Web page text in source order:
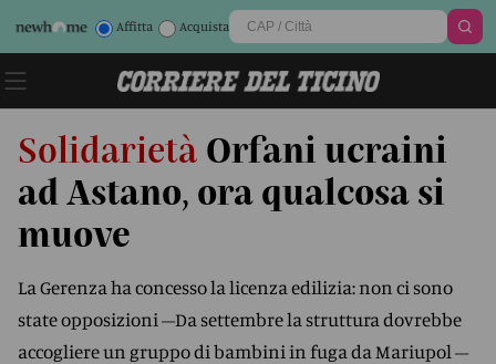
Affitta Acquista
Solidarietà Orfani ucraini
ad Astano, ora qualcosa si
muove
La Gerenza ha concesso la licenza edilizia: non ci sono
state opposizioni –Da settembre la struttura dovrebbe
accogliere un gruppo di bambini in fuga da Mariupol –